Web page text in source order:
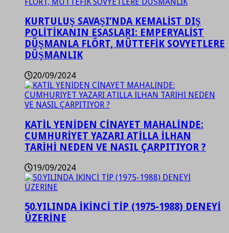
KURTULUŞ SAVAŞI’NDA KEMALİST DIŞ
POLİTİKANIN ESASLARI: EMPERYALİST
DÜŞMANLA FLÖRT, MÜTTEFİK SOVYETLERE
DÜŞMANLIK
20/09/2024
KATİL YENİDEN CİNAYET MAHALİNDE:
CUMHURİYET YAZARI ATİLLA İLHAN
TARİHİ NEDEN VE NASIL ÇARPITIYOR ?
19/09/2024
50.YILINDA İKİNCİ TİP (1975-1988) DENEYİ
ÜZERİNE